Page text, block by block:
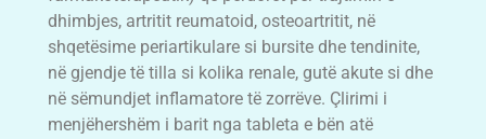
dhimbjes, artritit reumatoid, osteoartritit, në
shqetësime periartikulare si bursite dhe tendinite,
në gjendje të tilla si kolika renale, gutë akute si dhe
në sëmundjet inflamatore të zorrëve. Çlirimi i
menjëhershëm i barit nga tableta e bën atë